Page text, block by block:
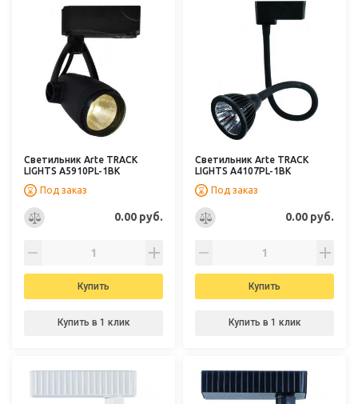
Светильник Arte TRACK
LIGHTS A5910PL-1BK
Под заказ
0.00 руб.
Купить
Купить в 1 клик
Светильник Arte TRACK
LIGHTS A4107PL-1BK
Под заказ
0.00 руб.
Купить
Купить в 1 клик